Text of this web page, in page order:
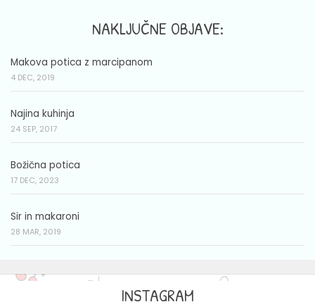
NAKLJUČNE OBJAVE:
Makova potica z marcipanom
4 DEC, 2019
Najina kuhinja
24 SEP, 2017
Božična potica
17 DEC, 2023
Sir in makaroni
28 MAR, 2019
INSTAGRAM